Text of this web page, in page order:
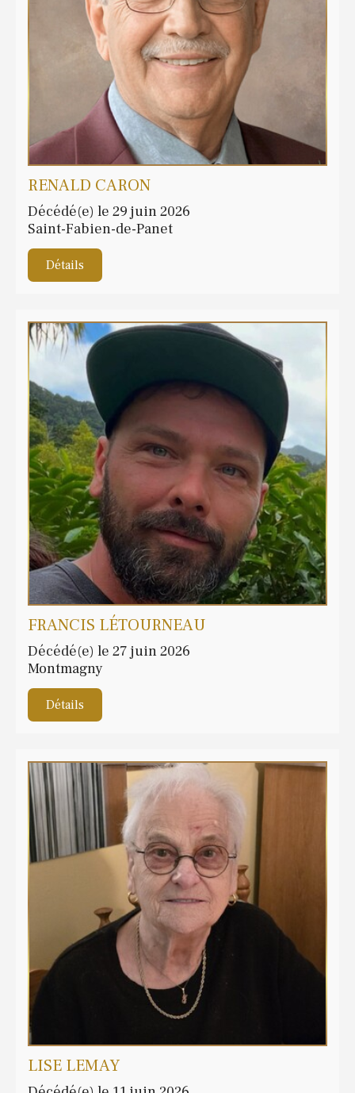
RENALD CARON
Décédé(e) le 29 juin 2026
Saint-Fabien-de-Panet
Détails
FRANCIS LÉTOURNEAU
Décédé(e) le 27 juin 2026
Montmagny
Détails
LISE LEMAY